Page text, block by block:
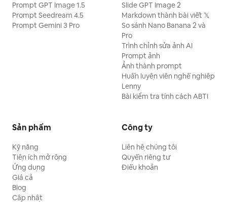
Prompt GPT Image 1.5
Prompt Seedream 4.5
Prompt Gemini 3 Pro
Slide GPT Image 2
Markdown thành bài viết 𝕏
So sánh Nano Banana 2 và
Pro
Trình chỉnh sửa ảnh AI
Prompt ảnh
Ảnh thành prompt
Huấn luyện viên nghề nghiệp
Lenny
Bài kiểm tra tính cách ABTI
Sản phẩm
Kỹ năng
Tiện ích mở rộng
Ứng dụng
Giá cả
Blog
Cập nhật
Công ty
Liên hệ chúng tôi
Quyền riêng tư
Điều khoản